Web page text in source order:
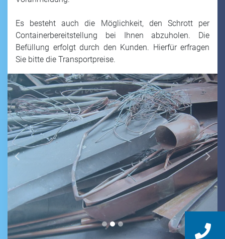
Es besteht auch die Möglichkeit, den Schrott per
Containerbereitstellung bei Ihnen abzuholen. Die
Befüllung erfolgt durch den Kunden. Hierfür erfragen
Sie bitte die Transportpreise.
Previous Next